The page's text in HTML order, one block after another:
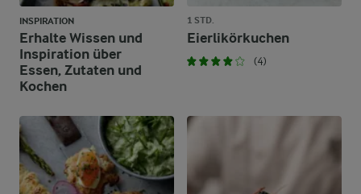
INSPIRATION
Erhalte Wissen und
Inspiration über
Essen, Zutaten und
Kochen
1 STD.
Eierlikörkuchen
(4)